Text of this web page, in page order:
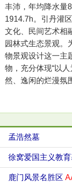
丰沛，年均降水量
1914.7h。引丹灌
文化、民间艺术相
园林式生态景观。
物景观设计这一主
物，充分体现“以
然、逸闲的烂漫氛
孟浩然墓
徐窝爱国主义教
鹿门风景名胜区